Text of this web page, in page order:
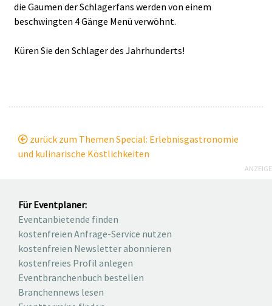
die Gaumen der Schlagerfans werden von einem
beschwingten 4 Gänge Menü verwöhnt.
Küren Sie den Schlager des Jahrhunderts!
zurück zum Themen Special: Erlebnisgastronomie
und kulinarische Köstlichkeiten
ANZEIGE
Für Eventplaner:
Eventanbietende finden
kostenfreien Anfrage-Service nutzen
kostenfreien Newsletter abonnieren
kostenfreies Profil anlegen
Eventbranchenbuch bestellen
Branchennews lesen